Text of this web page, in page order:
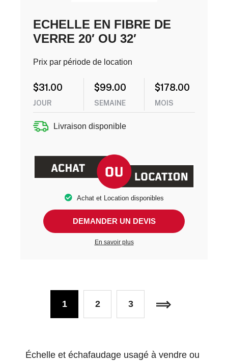
ECHELLE EN FIBRE DE
VERRE 20′ OU 32′
Prix par période de location
$31.00
JOUR
$99.00
SEMAINE
$178.00
MOIS
Livraison disponible
Achat et Location disponibles
DEMANDER UN DEVIS
En savoir plus
1 2 3
Échelle et échafaudage usagé à vendre ou